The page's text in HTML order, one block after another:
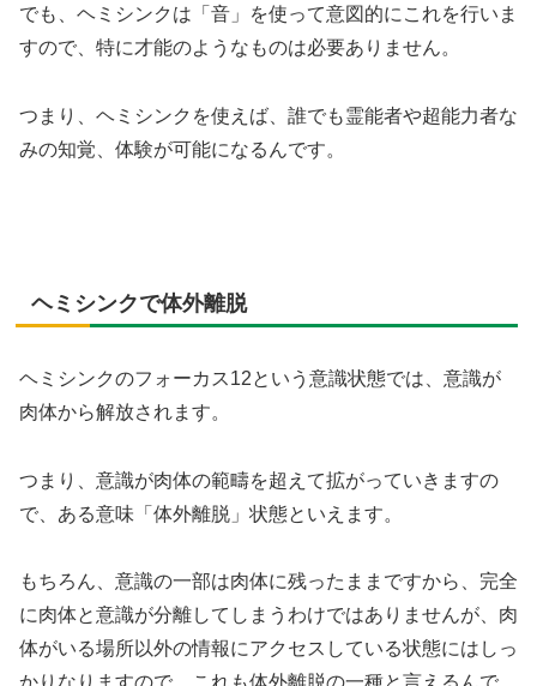
でも、ヘミシンクは「音」を使って意図的にこれを行いま
すので、特に才能のようなものは必要ありません。
つまり、ヘミシンクを使えば、誰でも霊能者や超能力者な
みの知覚、体験が可能になるんです。
ヘミシンクで体外離脱
ヘミシンクのフォーカス12という意識状態では、意識が
肉体から解放されます。
つまり、意識が肉体の範疇を超えて拡がっていきますの
で、ある意味「体外離脱」状態といえます。
もちろん、意識の一部は肉体に残ったままですから、完全
に肉体と意識が分離してしまうわけではありませんが、肉
体がいる場所以外の情報にアクセスしている状態にはしっ